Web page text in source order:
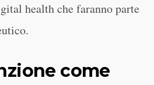
health che faranno parte
come